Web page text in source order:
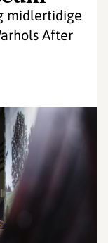
midlertidige
After